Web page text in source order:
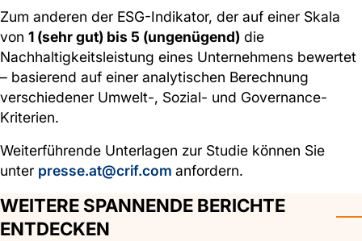
Zum anderen der ESG-Indikator, der auf einer Skala
von 1 (sehr gut) bis 5 (ungenügend) die
Nachhaltigkeitsleistung eines Unternehmens bewertet
– basierend auf einer analytischen Berechnung
verschiedener Umwelt-, Sozial- und Governance-
Kriterien.
Weiterführende Unterlagen zur Studie können Sie
unter presse.at@crif.com anfordern.
WEITERE SPANNENDE BERICHTE
ENTDECKEN